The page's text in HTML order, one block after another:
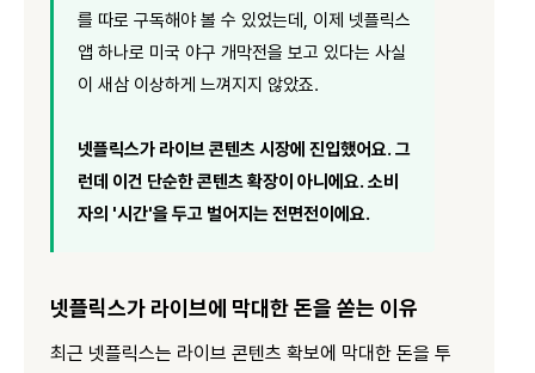
를 따로 구독해야 볼 수 있었는데, 이제 넷플릭스
앱 하나로 미국 야구 개막전을 보고 있다는 사실
이 새삼 이상하게 느껴지지 않았죠.
넷플릭스가 라이브 콘텐츠 시장에 진입했어요. 그
런데 이건 단순한 콘텐츠 확장이 아니에요. 소비
자의 '시간'을 두고 벌어지는 전면전이에요.
넷플릭스가 라이브에 막대한 돈을 쏟는 이유
최근 넷플릭스는 라이브 콘텐츠 확보에 막대한 돈을 투